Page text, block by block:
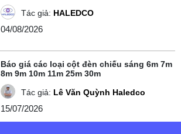
Tác giả: HALEDCO
04/08/2026
Báo giá các loại cột đèn chiếu sáng 6m 7m
8m 9m 10m 11m 25m 30m
Tác giả: Lê Văn Quỳnh Haledco
15/07/2026